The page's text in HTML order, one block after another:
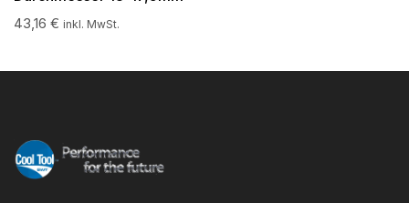
43,16 € inkl. MwSt.